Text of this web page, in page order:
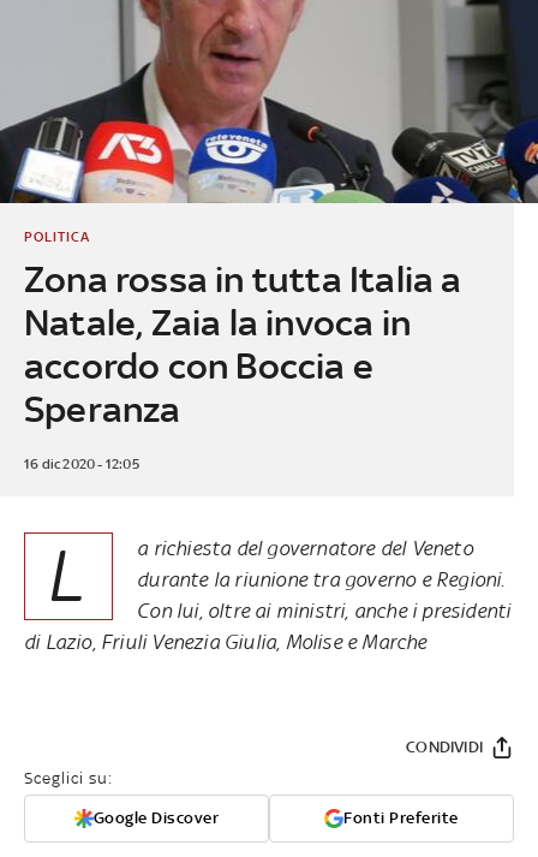
Zona rossa in tutta Italia a
Natale, Zaia la invoca in
accordo con Boccia e
Speranza
POLITICA
16 dic 2020 - 12:05
L
a richiesta del governatore del Veneto
durante la riunione tra governo e Regioni.
Con lui, oltre ai ministri, anche i presidenti
di Lazio, Friuli Venezia Giulia, Molise e Marche
Sceglici su:
Google Discover Fonti Preferite
CONDIVIDI